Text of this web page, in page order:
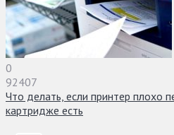
0
92407
Что делать, если принтер плохо
картридже есть